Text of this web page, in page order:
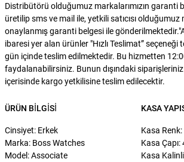
Distribütörü olduğumuz markalarımızın garanti
üretilip sms ve mail ile, yetkili satıcısı olduğumuz
onaylanmış garanti belgesi ile
ibaresi yer alan ürünler "Hızlı Teslimat”
gün içinde teslim edilmektedir. Bu hizmetten
faydalanabilirsiniz. Bunun dışındaki
içerisinde kargo yetkilisine teslim edilecektir.
ÜRÜN BILGISI
Cinsiyet: Erkek
Marka: Boss Watches
Model: Associate
KASA
Kasa
Kasa
Kasa